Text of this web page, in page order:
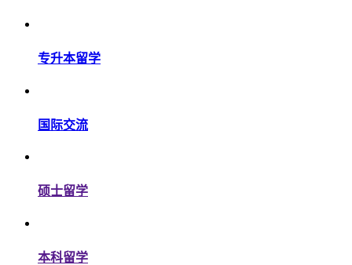
专升本留学
国际交流
硕士留学
本科留学